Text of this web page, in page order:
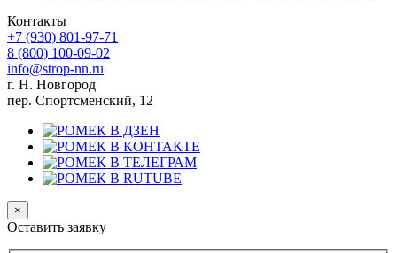
Контакты
+7 (930) 801-97-71
8 (800) 100-09-02
info@strop-nn.ru
г. Н. Новгород
пер. Спортсменский, 12
×
Оставить заявку